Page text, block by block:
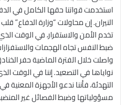
استخدمت قواتنا حقها الكامل في
النيران. إن محاولات “وزارة الدفاع”
تخدم الأمن والاستقرار، في الوقت
ضبط النفس تجاه الهجمات
واصلت خلال الفترة الماضية حفر
نواياها في التصعيد. إننا في الوقت
التهدئة، فأننا ندعو الأجهزة
مسؤولياتها وضبط الفصائل غير